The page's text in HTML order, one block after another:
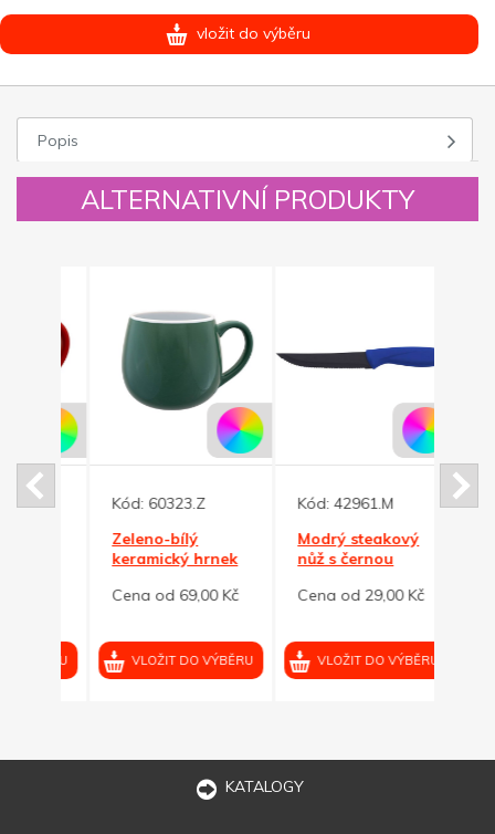
vložit do výběru
Popis
ALTERNATIVNÍ PRODUKTY
Kód:60323.Z
Zeleno-bílý
keramický hrnek
Cena od 69,00 Kč
VLOŽIT DO VÝBĚRU
Kód:42961.M
Modrý steakový
nůž s černou
Cena od 29,00 Kč
VLOŽIT DO VÝBĚRU
Kód:
KATALOGY